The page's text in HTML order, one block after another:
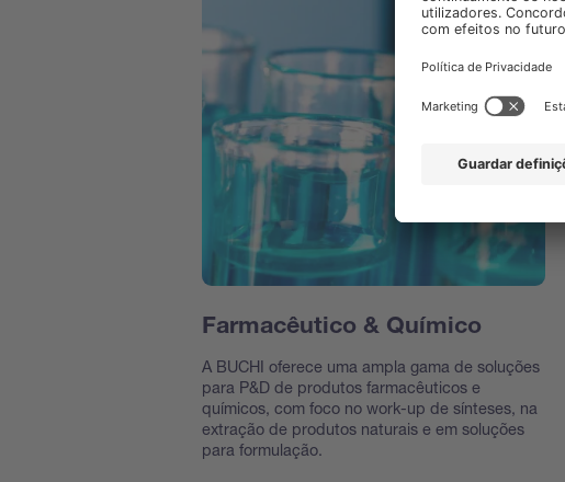
Farmacêutico & Químico
A BUCHI oferece uma ampla gama de soluções
para P&D de produtos farmacêuticos e
químicos, com foco no work-up de sínteses, na
extração de produtos naturais e em soluções
para formulação.